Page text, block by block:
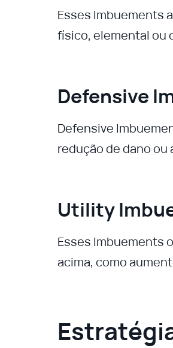
Esses Imbuements
físico, elemental ou
Defensive
Defensive
redução de dano
Utility
Esses Imbuements
acima, como